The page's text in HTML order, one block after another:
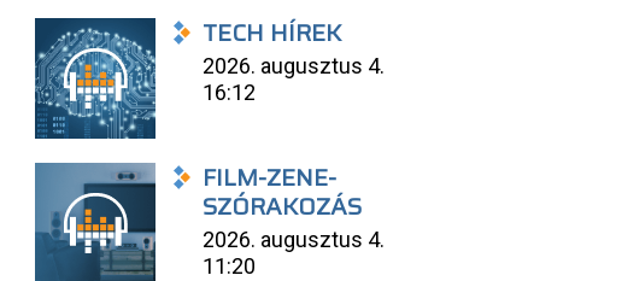
TECH HÍREK
2026. augusztus 4.
16:12
FILM-ZENE-
SZÓRAKOZÁS
2026. augusztus 4.
11:20